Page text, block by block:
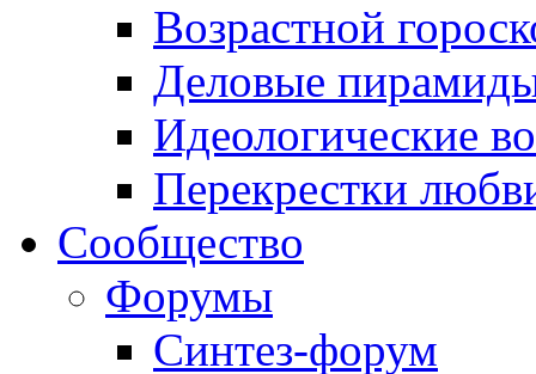
Возрастной
Деловые
Идеологические
Перекрестки
Сообщество
Форумы
Синтез-форум